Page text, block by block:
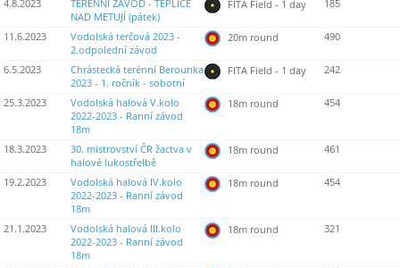
4.8.2023
TERÉNNÍ ZÁVOD - TEPLICE
NAD METUJÍ (pátek)
FITA Field - 1 day 185
11.6.2023
Vodolská terčová 2023 -
2.odpolední závod
20m round 490
6.5.2023
Chrástecká terénní Berounka
2023 - 1. ročník - sobotní
FITA Field - 1 day 242
25.3.2023
Vodolská halová V.kolo
2022-2023 - Ranní závod
18m
18m round 454
18.3.2023
30. mistrovství ČR žactva v
halové lukostřelbě
18m round 461
19.2.2023
Vodolská halová IV.kolo
2022-2023 - Ranní závod
18m
18m round 454
21.1.2023
Vodolská halová III.kolo
2022-2023 - Ranní závod
18m
18m round 321